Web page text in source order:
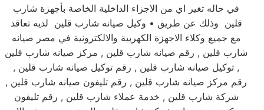
في حاله تغير اي من الاجزاء الداخلية الخاصة بأجهزة شارب
قلين وذلك عن طريق • وكيل صيانه شارب قلين لديه تعاقد
مع جميع وكلاء الاجهزة الكهربية والالكترونية في مصر صيانه
شارب قلين , رقم صيانه شارب قلين , مركز صيانه شارب قلين
, توكيل صيانه شارب قلين , رقم توكيل صيانه شارب قلين ,
رقم مركز صيانه شارب قلين , رقم تليفون صيانه شارب قلين ,
شركة شارب قلين , خدمة عملاء شارب قلين , رقم تليفون